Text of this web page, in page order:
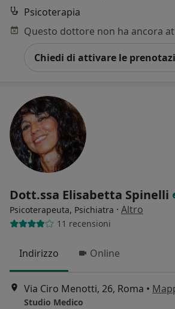
Psicoterapia
Chiedi di attivare le
Dott.ssa Elisabetta Spinelli
Psicoterapeuta, Psichiatra · Altro
11 recensioni
Indirizzo Online
Via Ciro Menotti, 26, Roma •
Studio Medico